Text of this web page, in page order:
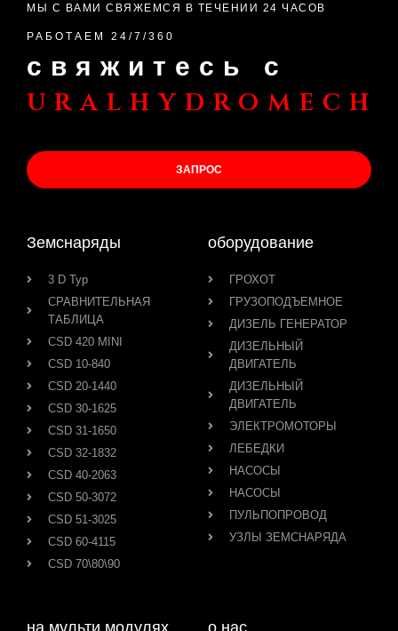
МЫ С ВАМИ СВЯЖЕМСЯ В ТЕЧЕНИИ 24 ЧАСОВ
РАБОТАЕМ 24/7/360
свяжитесь с
uralhydromech
ЗАПРОС
Земснаряды
3 D Тур
СРАВНИТЕЛЬНАЯ
ТАБЛИЦА
CSD 420 MINI
CSD 10-840
CSD 20-1440
CSD 30-1625
CSD 31-1650
CSD 32-1832
CSD 40-2063
CSD 50-3072
CSD 51-3025
CSD 60-4115
CSD 70\80\90
оборудование
ГРОХОТ
ГРУЗОПОДЪЕМНОЕ
ДИЗЕЛЬ ГЕНЕРАТОР
ДИЗЕЛЬНЫЙ
ДВИГАТЕЛЬ
ДИЗЕЛЬНЫЙ
ДВИГАТЕЛЬ
ЭЛЕКТРОМОТОРЫ
ЛЕБЕДКИ
НАСОСЫ
НАСОСЫ
ПУЛЬПОПРОВОД
УЗЛЫ ЗЕМСНАРЯДА
на мульти модулях о нас